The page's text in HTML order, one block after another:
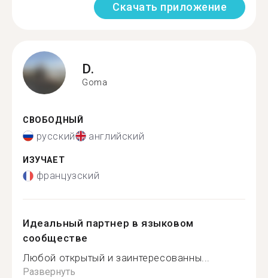
Скачать приложение
D.
Goma
СВОБОДНЫЙ
русский английский
ИЗУЧАЕТ
французский
Идеальный партнер в языковом
сообществе
Любой открытый и заинтересованны...
Развернуть